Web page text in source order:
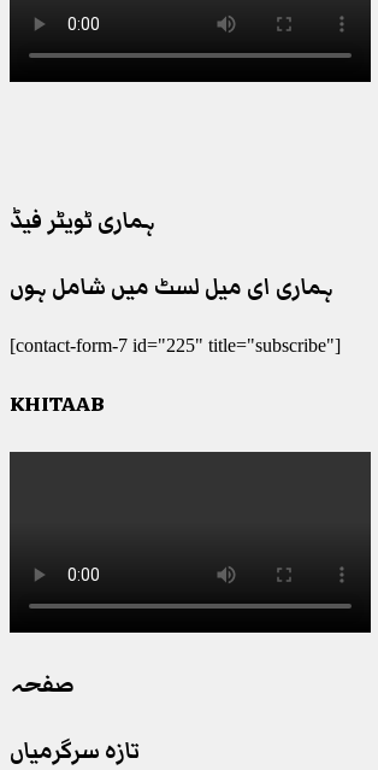
ہماری ٹویٹر فیڈ
ہماری ای میل لسٹ میں شامل ہوں
[contact-form-7 id="225" title="subscribe"]
KHITAAB
صفحہ
تازہ سرگرمیاں